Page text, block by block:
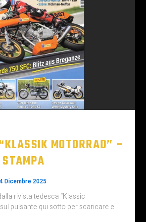
MOTORRAD” –
Dicembre 2025
rivista tedesca “Klassic
pulsante qui sotto per scaricare e